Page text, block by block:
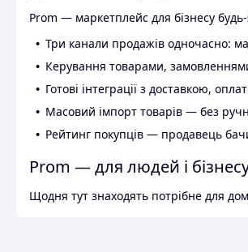
Prom — маркетплейс для бізнесу
Три канали продажів одночасно:
Керування товарами,
Готові інтеграції з доставкою,
Масовий імпорт товарів — без
Рейтинг покупців — продавець
Prom — для людей і
Щодня тут знаходять потрібне для